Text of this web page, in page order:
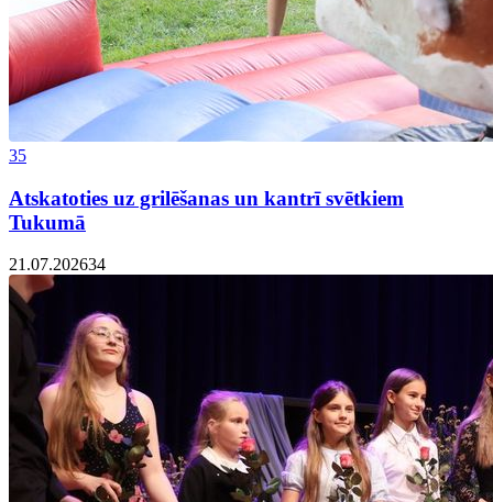
35
Atskatoties uz grilēšanas un kantrī svētkiem
Tukumā
21.07.202634